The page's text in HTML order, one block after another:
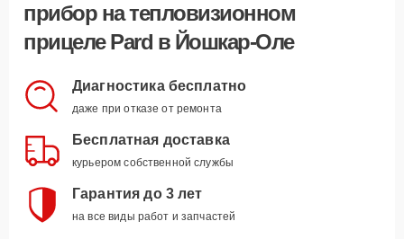
прибор на тепловизионном
прицеле Pard в Йошкар-Оле
Диагностика бесплатно
даже при отказе от ремонта
Бесплатная доставка
курьером собственной службы
Гарантия до 3 лет
на все виды работ и запчастей